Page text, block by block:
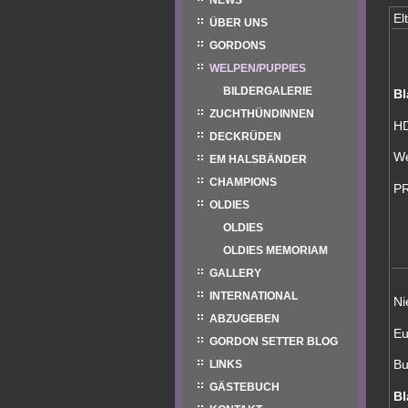
ÜBER UNS
GORDONS
WELPEN/PUPPIES
BILDERGALERIE
ZUCHTHÜNDINNEN
DECKRÜDEN
EM HALSBÄNDER
CHAMPIONS
OLDIES
OLDIES
OLDIES MEMORIAM
GALLERY
INTERNATIONAL
ABZUGEBEN
GORDON SETTER BLOG
LINKS
GÄSTEBUCH